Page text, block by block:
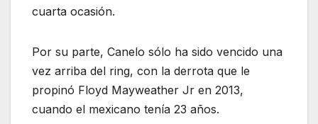
cuarta ocasión.
Por su parte, Canelo sólo ha sido vencido una
vez arriba del ring, con la derrota que le
propinó Floyd Mayweather Jr en 2013,
cuando el mexicano tenía 23 años.